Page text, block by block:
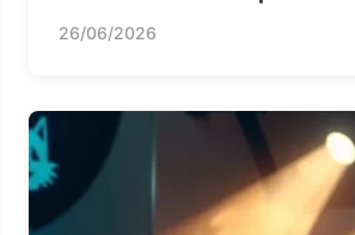
26/06/2026